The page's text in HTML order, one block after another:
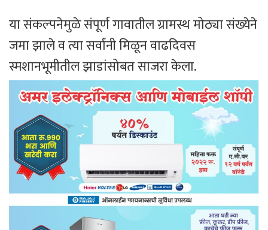
या संकल्पनेमुळे संपूर्ण गावातील ग्रामस्थ मोठ्या संख्येने
जमा झाले व त्या सर्वांनी मिळून वाढदिवस
स्मशानभूमीतील झाडांसोबत साजरा केला.